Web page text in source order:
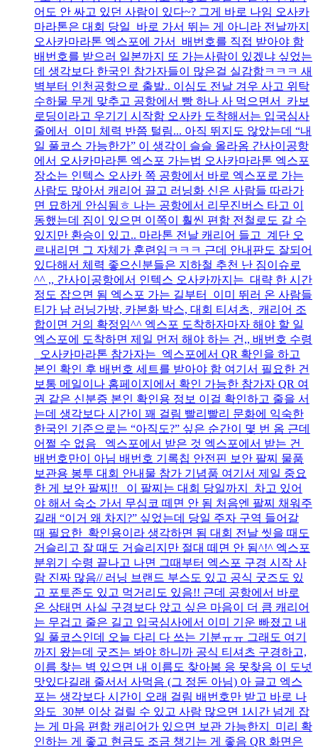
어도 안 싸고 있던 사람이 있다~? 그게 바로 나임 오사카
마라톤은 대회 당일 바로 가서 뛰는 게 아니라 전날까지
오사카마라톤 엑스포에 가서 배번호를 직접 받아야 함
배번호를 받으러 일본까지 또 가는사람이 있겠냐 싶었는
데 생각보다 한국인 참가자들이 많은걸 실감함ㅋㅋㅋ 새
벽부터 인천공항으로 출발.. 이심도 전날 겨우 사고 위탁
수하물 무게 맞추고 공항에서 빵 하나 사 먹으면서 카보
로딩이라고 우기기 시작함 오사카 도착해서는 입국심사
줄에서 이미 체력 반쯤 털림... 아직 뛰지도 않았는데 “내
일 풀코스 가능한가” 이 생각이 슬슬 올라옴 간사이공항
에서 오사카마라톤 엑스포 가는법 오사카마라톤 엑스포
장소는 인텍스 오사카 쪽 공항에서 바로 엑스포로 가는
사람도 많아서 캐리어 끌고 러닝화 신은 사람들 따라가
면 묘하게 안심됨ㅎ 나는 공항에서 리무진버스 타고 이
동했는데 짐이 있으면 이쪽이 훨씬 편함 전철로도 갈 수
있지만 환승이 있고.. 마라톤 전날 캐리어 들고 계단 오
르내리면 그 자체가 훈련임ㅋㅋㅋ 근데 안내판도 잘되어
있다해서 체력 좋으신분들은 지하철 추천 난 짐이슈로
^^ ,, 간사이공항에서 인텍스 오사카까지는 대략 한 시간
정도 잡으면 됨 엑스포 가는 길부터 이미 뛰러 온 사람들
티가 남 러닝가방, 카본화 박스, 대회 티셔츠, 캐리어 조
합이면 거의 확정임^^ 엑스포 도착하자마자 해야 할 일
엑스포에 도착하면 제일 먼저 해야 하는 건,, 배번호 수령
오사카마라톤 참가자는 엑스포에서 QR 확인을 하고
본인 확인 후 배번호 세트를 받아야 함 여기서 필요한 건
보통 메일이나 홈페이지에서 확인 가능한 참가자 QR 여
권 같은 신분증 본인 확인용 정보 이걸 확인하고 줄을 서
는데 생각보다 시간이 꽤 걸림 빨리빨리 문화에 익숙한
한국인 기준으로는 “아직도?” 싶은 순간이 몇 번 옴 근데
어쩔 수 없음 엑스포에서 받은 것 엑스포에서 받는 건
배번호만이 아님 배번호 기록칩 안전핀 보안 팔찌 물품
보관용 봉투 대회 안내물 참가 기념품 여기서 제일 중요
한 게 보안 팔찌!! 이 팔찌는 대회 당일까지 차고 있어
야 해서 숙소 가서 무심코 떼면 안 됨 처음엔 팔찌 채워주
길래 “이거 왜 차지?” 싶었는데 당일 주자 구역 들어갈
때 필요한 확인용이라 생각하면 됨 대회 전날 씻을 때도
거슬리고 잘 때도 거슬리지만 절대 떼면 안 됨^!^ 엑스포
분위기 수령 끝나고 나면 그때부터 엑스포 구경 시작 사
람 진짜 많음// 러닝 브랜드 부스도 있고 공식 굿즈도 있
고 포토존도 있고 먹거리도 있음!! 근데 공항에서 바로
온 상태면 사실 구경보다 앉고 싶은 마음이 더 큼 캐리어
는 무겁고 줄은 길고 입국심사에서 이미 기운 빠졌고 내
일 풀코스인데 오늘 다리 다 쓰는 기분ㅠㅠ 그래도 여기
까지 왔는데 굿즈는 봐야 하니까 공식 티셔츠 구경하고,
이름 찾는 벽 있으면 내 이름도 찾아봄 응 못찾음 이 도넛
맛있다길래 줄서서 사먹음 (그 정돈 아님) 아 글고 엑스
포는 생각보다 시간이 오래 걸림 배번호만 받고 바로 나
와도 30분 이상 걸릴 수 있고 사람 많으면 1시간 넘게 잡
는 게 마음 편함 캐리어가 있으면 보관 가능한지 미리 확
인하는 게 좋고 현금도 조금 챙기는 게 좋음 QR 화면은